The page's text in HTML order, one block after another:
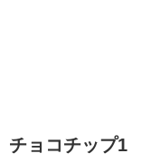
チョコチップ1